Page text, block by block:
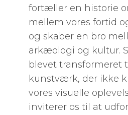
fortæller en historie
mellem vores fortid
og skaber en bro
arkæologi og kultur.
blevet transformeret
kunstværk, der ikke
vores visuelle
inviterer os til at